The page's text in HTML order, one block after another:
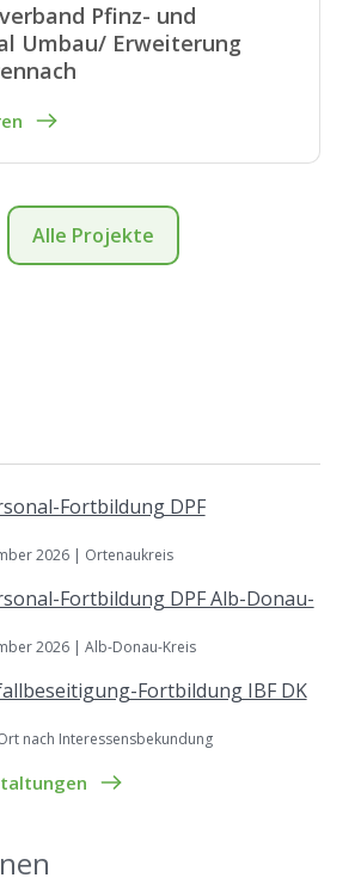
Pfinz- und
Umbau/ Erweiterung
Alle Projekte
Fortbildung DPF
2026 | Ortenaukreis
Fortbildung DPF Alb-Donau-
2026 | Alb-Donau-Kreis
Fortbildung IBF DK
nach Interessensbekundung